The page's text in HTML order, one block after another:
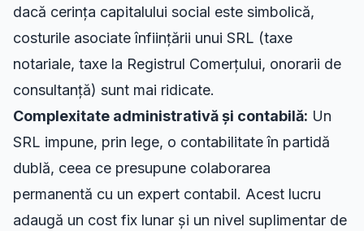
dacă cerința capitalului social este simbolică,
costurile asociate înființării unui SRL (taxe
notariale, taxe la Registrul Comerțului, onorarii de
consultanță) sunt mai ridicate.
Complexitate administrativă și contabilă: Un
SRL impune, prin lege, o contabilitate în partidă
dublă, ceea ce presupune colaborarea
permanentă cu un expert contabil. Acest lucru
adaugă un cost fix lunar și un nivel suplimentar de